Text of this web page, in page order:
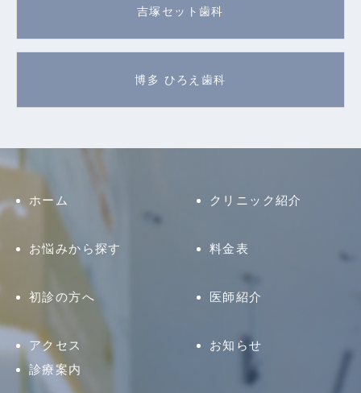
吉塚セット歯科
博多 ひろえ歯科
ホーム クリニック紹介
お悩みから探す 料金表
初診の方へ 医師紹介
アクセス
お知らせ
診療案内